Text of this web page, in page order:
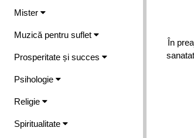
Mister
Muzică pentru suflet
Prosperitate și succes
Psihologie
Religie
Spiritualitate
În